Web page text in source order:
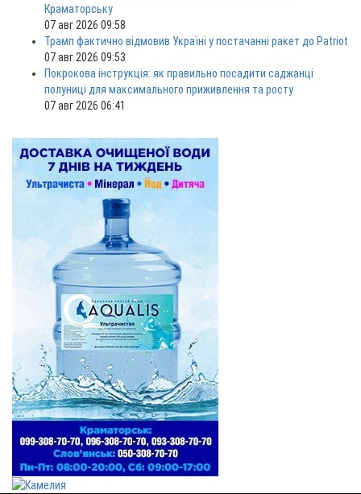
Краматорську
07 авг 2026 09:58
Трамп фактично відмовив Україні у постачанні ракет до Patriot
07 авг 2026 09:53
Покрокова інструкція: як правильно посадити саджанці
полуниці для максимального приживлення та росту
07 авг 2026 06:41